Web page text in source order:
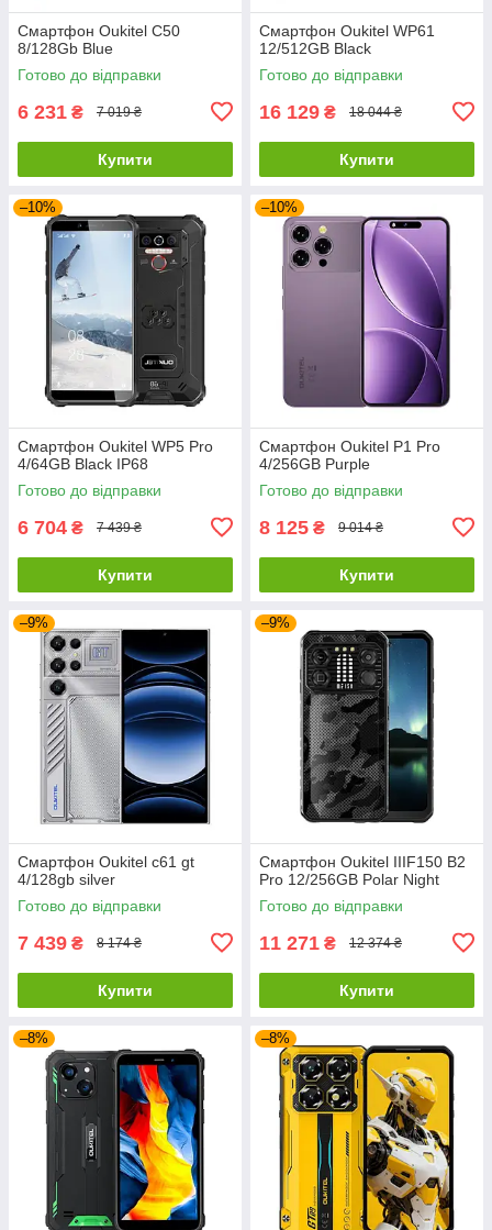
Смартфон Oukitel C50
8/128Gb Blue
Готово до відправки
6 231 ₴ 7 019 ₴
Купити
Смартфон Oukitel WP61
12/512GB Black
Готово до відправки
16 129 ₴ 18 044 ₴
Купити
–10%
Смартфон Oukitel WP5 Pro
4/64GB Black IP68
Готово до відправки
6 704 ₴ 7 439 ₴
Купити
–10%
Смартфон Oukitel P1 Pro
4/256GB Purple
Готово до відправки
8 125 ₴ 9 014 ₴
Купити
–9%
Смартфон Oukitel c61 gt
4/128gb silver
Готово до відправки
7 439 ₴ 8 174 ₴
Купити
–9%
Смартфон Oukitel IIIF150 B2
Pro 12/256GB Polar Night
Готово до відправки
11 271 ₴ 12 374 ₴
Купити
–8% –8%